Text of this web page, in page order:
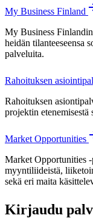
My Business Finland
My Business
heidän tilanteeseensa
palveluita.
Rahoituksen
Rahoituksen
projektin etenemisestä
Market Opportunities
Market Opportunities
myyntiliideistä,
sekä eri maita
Kirjaudu